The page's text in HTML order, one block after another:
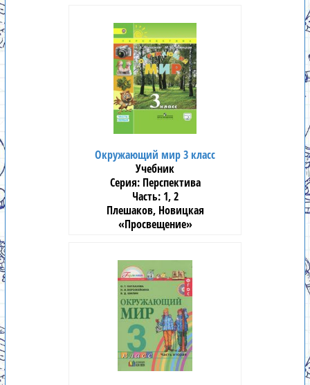
Окружающий мир 3 класс
Учебник
Перспектива
1, 2
Плешаков, Новицкая
«Просвещение»